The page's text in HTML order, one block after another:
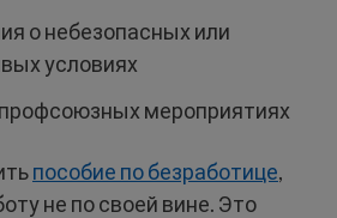
о небезопасных или
условиях
мероприятиях
пособие по безработице,
не по своей вине. Это